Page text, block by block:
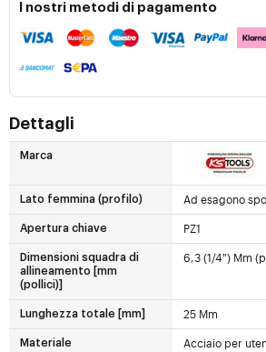
I nostri metodi di pagamento
Dettagli
Marca
Lato femmina (profilo) Ad esagono
Apertura chiave PZ1
Dimensioni squadra di
allineamento [mm
(pollici)]
6,3 (1/4") Mm
Lunghezza totale [mm] 25 Mm
Materiale Acciaio per